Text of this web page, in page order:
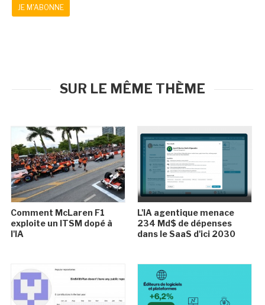
JE M'ABONNE
SUR LE MÊME THÈME
Comment McLaren F1
exploite un ITSM dopé à
l'IA
L'IA agentique menace
234 Md$ de dépenses
dans le SaaS d'ici 2030